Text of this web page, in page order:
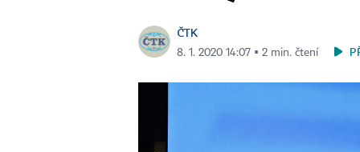
ČTK
8. 1. 2020 14:07 ▪ 2 min. čtení